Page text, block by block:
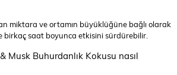
miktara ve ortamın büyüklüğüne bağlı olarak
birkaç saat boyunca etkisini sürdürebilir.
Musk Buhurdanlık Kokusu nasıl